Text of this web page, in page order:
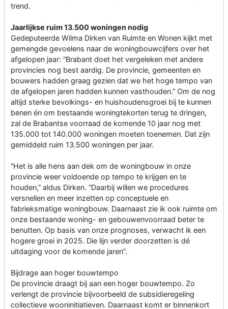
trend.
Jaarlijkse ruim 13.500 woningen nodig
Gedeputeerde Wilma Dirken van Ruimte en Wonen kijkt met
gemengde gevoelens naar de woningbouwcijfers over het
afgelopen jaar: “Brabant doet het vergeleken met andere
provincies nog best aardig. De provincie, gemeenten en
bouwers hadden graag gezien dat we het hoge tempo van
de afgelopen jaren hadden kunnen vasthouden.” Om de nog
altijd sterke bevolkings- en huishoudensgroei bij te kunnen
benen én om bestaande woningtekorten terug te dringen,
zal de Brabantse voorraad de komende 10 jaar nog met
135.000 tot 140.000 woningen moeten toenemen. Dat zijn
gemiddeld ruim 13.500 woningen per jaar.
“Het is alle hens aan dek om de woningbouw in onze
provincie weer voldoende op tempo te krijgen en te
houden,” aldus Dirken. “Daarbij willen we procedures
versnellen en meer inzetten op conceptuele en
fabrieksmatige woningbouw. Daarnaast zie ik ook ruimte om
onze bestaande woning- en gebouwenvoorraad beter te
benutten. Op basis van onze prognoses, verwacht ik een
hogere groei in 2025. Die lijn verder doorzetten is dé
uitdaging voor de komende jaren”.
Bijdrage aan hoger bouwtempo
De provincie draagt bij aan een hoger bouwtempo. Zo
verlengt de provincie bijvoorbeeld de subsidieregeling
collectieve wooninitiatieven. Daarnaast komt er binnenkort